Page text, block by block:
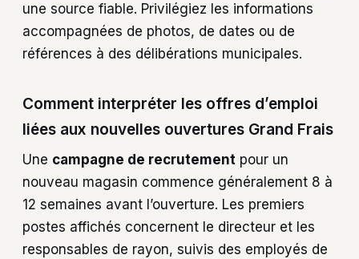
une source fiable. Privilégiez les informations
accompagnées de photos, de dates ou de
références à des délibérations municipales.
Comment interpréter les offres d’emploi
liées aux nouvelles ouvertures Grand Frais
Une campagne de recrutement pour un
nouveau magasin commence généralement 8 à
12 semaines avant l’ouverture. Les premiers
postes affichés concernent le directeur et les
responsables de rayon, suivis des employés de